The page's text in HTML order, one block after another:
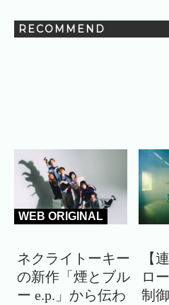
RECOMMEND
WEB ORIGINAL
ネクライトーキー
の新作「煙とブル
ー e.p.」から伝わ
【
ロ
制